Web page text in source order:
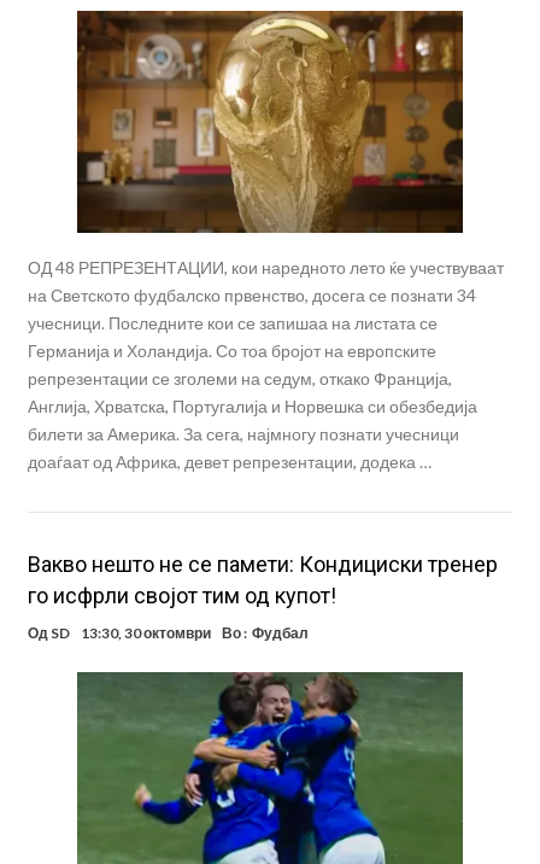
ОД 48 РЕПРЕЗЕНТАЦИИ, кои наредното лето ќе учествуваат
на Светското фудбалско првенство, досега се познати 34
учесници. Последните кои се запишаа на листата се
Германија и Холандија. Со тоа бројот на европските
репрезентации се зголеми на седум, откако Франција,
Англија, Хрватска, Португалија и Норвешка си обезбедија
билети за Америка. За сега, најмногу познати учесници
доаѓаат од Африка, девет репрезентации, додека …
Вакво нешто не се памети: Кондициски тренер
го исфрли својот тим од купот!
Од SD 13:30, 30 октомври Во : Фудбал